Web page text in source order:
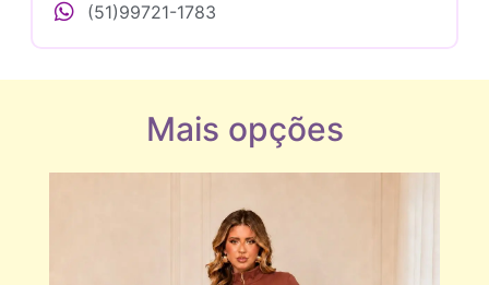
(51)99721-1783
Mais opções